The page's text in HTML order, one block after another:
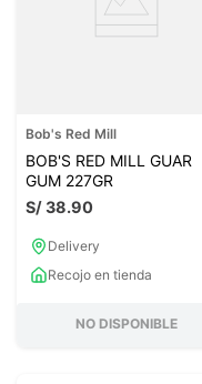
Bob's Red Mill
BOB'S RED MILL GUAR
GUM 227GR
S/38.90
Delivery
Recojo en tienda
NO DISPONIBLE